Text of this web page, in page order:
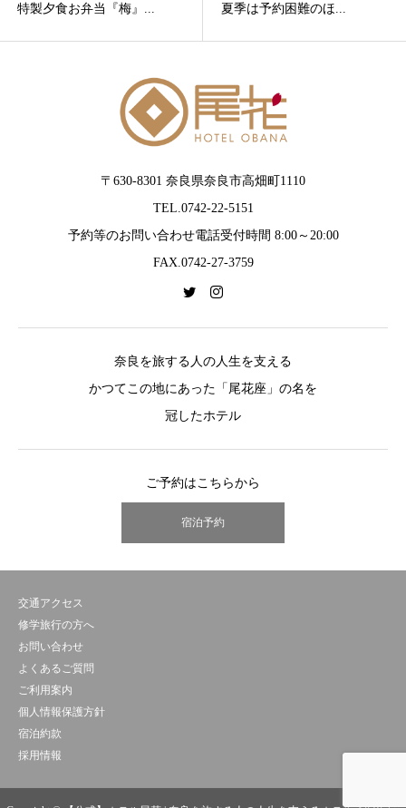
特製夕食お弁当『梅』...
夏季は予約困難のほ...
〒630-8301 奈良県奈良市高畑町1110
TEL.0742-22-5151
予約等のお問い合わせ電話受付時間 8:00～20:00
FAX.0742-27-3759
奈良を旅する人の人生を支える
かつてこの地にあった「尾花座」の名を
冠したホテル
ご予約はこちらから
宿泊予約
交通アクセス
修学旅行の方へ
お問い合わせ
よくあるご質問
ご利用案内
個人情報保護方針
宿泊約款
採用情報